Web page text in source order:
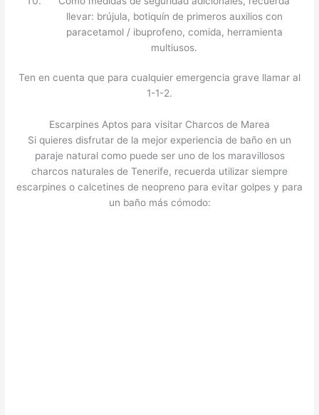
llevar: brújula, botiquín de primeros auxilios con
paracetamol / ibuprofeno, comida, herramienta
multiusos.
Ten en cuenta que para cualquier emergencia grave llamar al
1-1-2.
Escarpines Aptos para visitar Charcos de Marea
Si quieres disfrutar de la mejor experiencia de baño en un
paraje natural como puede ser uno de los maravillosos
charcos naturales de Tenerife, recuerda utilizar siempre
escarpines o calcetines de neopreno para evitar golpes y para
un baño más cómodo: